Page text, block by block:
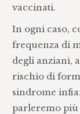
vaccinati.
In ogni caso,
frequenza di
degli anziani,
rischio di
sindrome
parleremo più